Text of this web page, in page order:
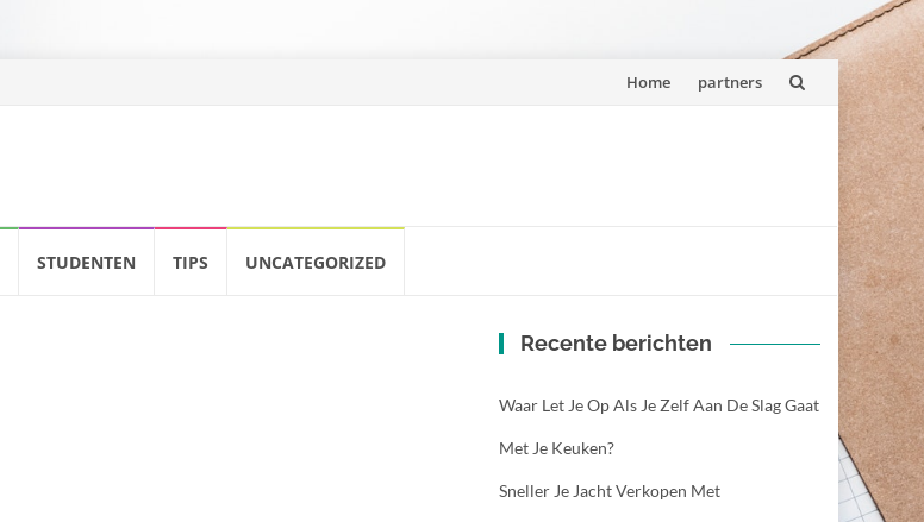
Spring
Home partners
STUDENTEN TIPS UNCATEGORIZED
Recente berichten
Waar Let Je Op Als Je Zelf Aan De Slag Gaat
Met Je Keuken?
Sneller Je Jacht Verkopen Met